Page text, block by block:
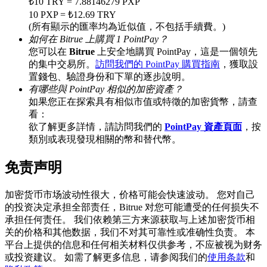
BTC 專享獎勵
充值並交易BTC瓜分 25,000 USDT 獎池！
充值CASHCAT & 赢取
瓜分 500000 CASHCAT 獎池
BitMart 用戶遷移專享
註冊&交易贏 500,000 USDT
10 PXP = ₺12.69 TRY
(所有顯示的匯率均為近似值，不包括手續費。)
如何在 Bitrue 上購買 1 PointPay？
您可以在 Bitrue 上安全地購買 PointPay，這是一個領先
的集中交易所。 訪問我們的 PointPay 購買指南 ，獲取設
置錢包、驗證身份和下單的逐步說明。
有哪些與 PointPay 相似的加密資產？
如果您正在探索具有相似市值或特徵的加密貨幣，請查
看：
欲了解更多詳情，請訪問我們的 PointPay 資產頁面 ，按
類別或表現發現相關的幣和替代幣。
免责声明
加密货币市场波动性很大，价格可能会快速波动。 您对自己
的投资决定承担全部责任，Bitrue 对您可能遭受的任何损失不
承担任何责任。 我们依赖第三方来源获取与上述加密货币相
关的价格和其他数据，我们不对其可靠性或准确性负责。 本
平台上提供的信息和任何相关材料仅供参考，不应被视为财务
或投资建议。 如需了解更多信息，请参阅我们的使用条款和